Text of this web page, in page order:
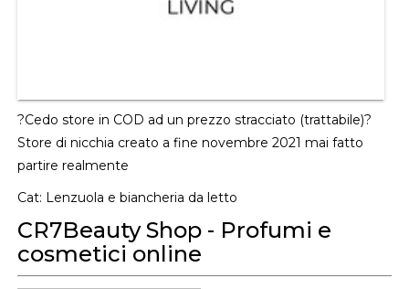
?Cedo store in COD ad un prezzo stracciato (trattabile)?
Store di nicchia creato a fine novembre 2021 mai fatto
partire realmente
Cat: Lenzuola e biancheria da letto
CR7Beauty Shop - Profumi e
cosmetici online